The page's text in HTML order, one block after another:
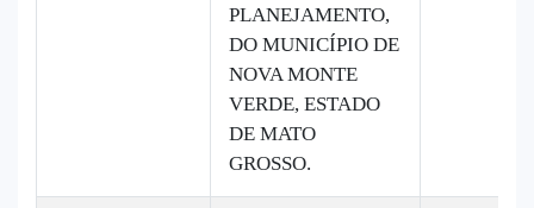
PLANEJAMENTO,
DO MUNICÍPIO DE
NOVA MONTE
VERDE, ESTADO
DE MATO
GROSSO.